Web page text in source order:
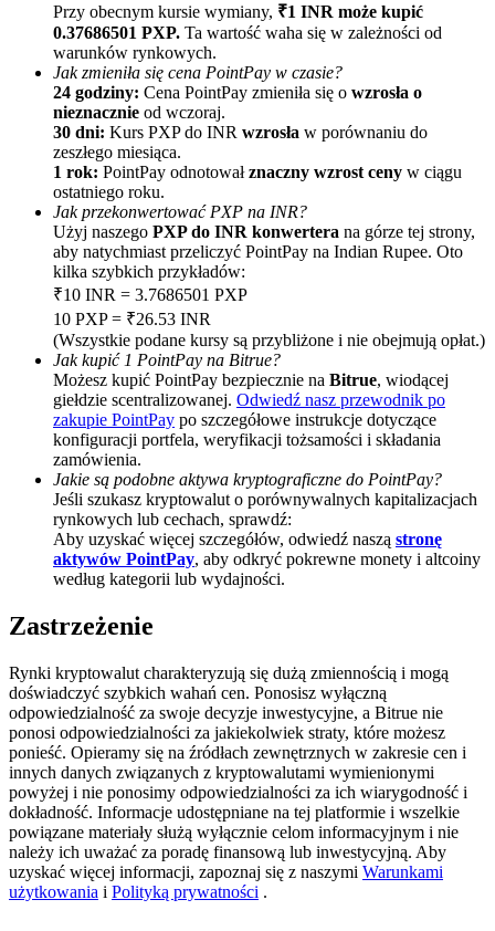
BTC Welcome Rewards
BTC Welcome Rewards
Deposit & Trade BTC to Share 25000 USDT prize pool!
Deposit CASHCAT & Win
Share 500000 CASHCAT prize pool
Exclusive for BitMart Users
Register & Trade to Win 500,000 USDT
Precious Metals Trading Carnival
Trade Gold & Silver · 33,333 USDT Bonus
USDT New User Exclusive 10% APR
USDT Flexible Staking | Daily Rewards
Przy obecnym kursie wymiany, ₹1 INR może kupić
0.37686501 PXP. Ta wartość waha się w zależności od
warunków rynkowych.
Jak zmieniła się cena PointPay w czasie?
24 godziny: Cena PointPay zmieniła się o wzrosła o
nieznacznie od wczoraj.
30 dni: Kurs PXP do INR wzrosła w porównaniu do
zeszłego miesiąca.
1 rok: PointPay odnotowałznaczny wzrost ceny w ciągu
ostatniego roku.
Jak przekonwertować PXP na INR?
Użyj naszego PXP do INR konwertera na górze tej strony,
aby natychmiast przeliczyć PointPay na Indian Rupee. Oto
kilka szybkich przykładów:
₹10 INR = 3.7686501 PXP
10 PXP = ₹26.53 INR
(Wszystkie podane kursy są przybliżone i nie obejmują opłat.)
Jak kupić 1 PointPay na Bitrue?
Możesz kupić PointPay bezpiecznie na Bitrue, wiodącej
giełdzie scentralizowanej. Odwiedź nasz przewodnik po
zakupie PointPay po szczegółowe instrukcje dotyczące
konfiguracji portfela, weryfikacji tożsamości i składania
zamówienia.
Jakie są podobne aktywa kryptograficzne do PointPay?
Jeśli szukasz kryptowalut o porównywalnych kapitalizacjach
rynkowych lub cechach, sprawdź:
Aby uzyskać więcej szczegółów, odwiedź naszą stronę
aktywów PointPay, aby odkryć pokrewne monety i altcoiny
według kategorii lub wydajności.
Zastrzeżenie
Rynki kryptowalut charakteryzują się dużą zmiennością i mogą
doświadczyć szybkich wahań cen. Ponosisz wyłączną
odpowiedzialność za swoje decyzje inwestycyjne, a Bitrue nie
ponosi odpowiedzialności za jakiekolwiek straty, które możesz
ponieść. Opieramy się na źródłach zewnętrznych w zakresie cen i
innych danych związanych z kryptowalutami wymienionymi
powyżej i nie ponosimy odpowiedzialności za ich wiarygodność i
dokładność. Informacje udostępniane na tej platformie i wszelkie
powiązane materiały służą wyłącznie celom informacyjnym i nie
należy ich uważać za poradę finansową lub inwestycyjną. Aby
uzyskać więcej informacji, zapoznaj się z naszymi Warunkami
użytkowania i Polityką prywatności .